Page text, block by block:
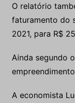
O relatório
faturamento do
2021, para R$
Ainda segundo
A economista